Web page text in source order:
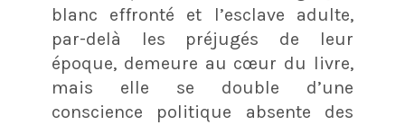
blanc effronté et l’esclave adulte,
par-delà les préjugés de leur
époque, demeure au cœur du livre,
mais elle se double d’une
conscience politique absente des